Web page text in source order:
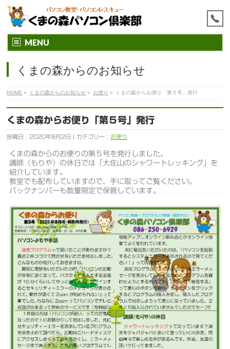
MENU
くまの森からのお知らせ
HOME » くまの森からのお知らせ » お便り » くまの森からお便り「第５号」発行
くまの森からお便り「第５号」発行
投稿日 : 2020年8月2日 | カテゴリー : お便り
くまの森からのお便りの第５号を発行しました。
講師（もりや）の休日では「大佐山のシャワートレッキング」を
紹介しています。
教室でも配布していますので、手に取ってご覧ください。
バックナンバーも数量限定で保管しています。